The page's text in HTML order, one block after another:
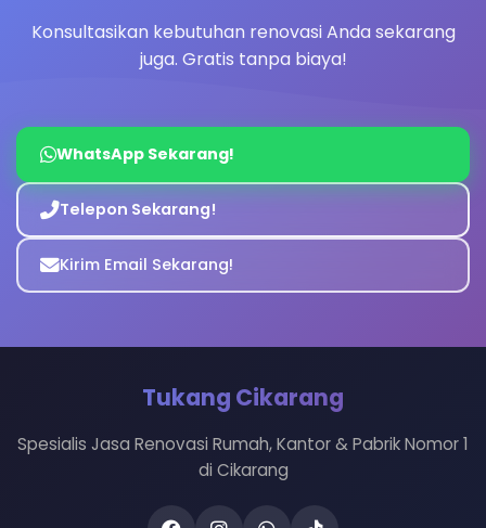
Konsultasikan kebutuhan renovasi Anda sekarang
juga. Gratis tanpa biaya!
WhatsApp Sekarang!
Telepon Sekarang!
Kirim Email Sekarang!
Tukang Cikarang
Spesialis Jasa Renovasi Rumah, Kantor & Pabrik Nomor 1
di Cikarang